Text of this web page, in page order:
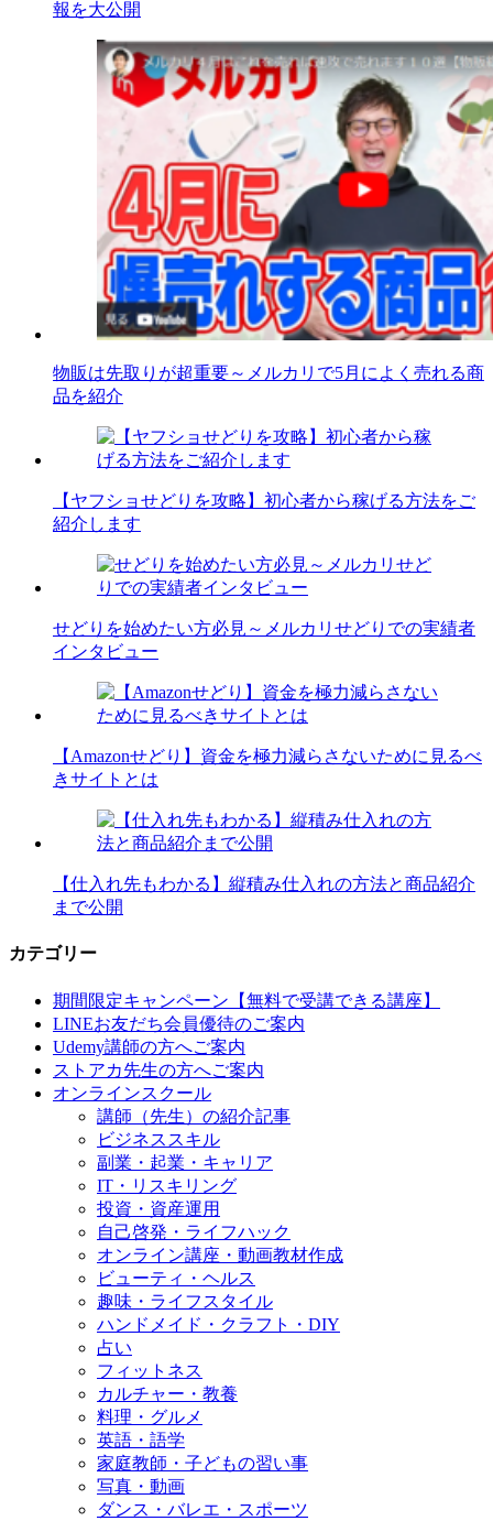
報を大公開
物販は先取りが超重要～メルカリで5月によく売れる商
品を紹介
【ヤフショせどりを攻略】初心者から稼げる方法をご
紹介します
せどりを始めたい方必見～メルカリせどりでの実績者
インタビュー
【Amazonせどり】資金を極力減らさないために見るべ
きサイトとは
【仕入れ先もわかる】縦積み仕入れの方法と商品紹介
まで公開
カテゴリー
期間限定キャンペーン【無料で受講できる講座】
LINEお友だち会員優待のご案内
Udemy講師の方へご案内
ストアカ先生の方へご案内
オンラインスクール
講師（先生）の紹介記事
ビジネススキル
副業・起業・キャリア
IT・リスキリング
投資・資産運用
自己啓発・ライフハック
オンライン講座・動画教材作成
ビューティ・ヘルス
趣味・ライフスタイル
ハンドメイド・クラフト・DIY
占い
フィットネス
カルチャー・教養
料理・グルメ
英語・語学
家庭教師・子どもの習い事
写真・動画
ダンス・バレエ・スポーツ